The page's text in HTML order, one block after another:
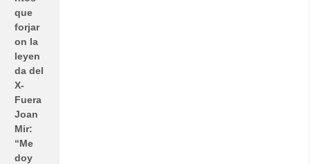
que
forjar
on la
leyen
da del
X-
Fuera
Joan
Mir:
“Me
doy